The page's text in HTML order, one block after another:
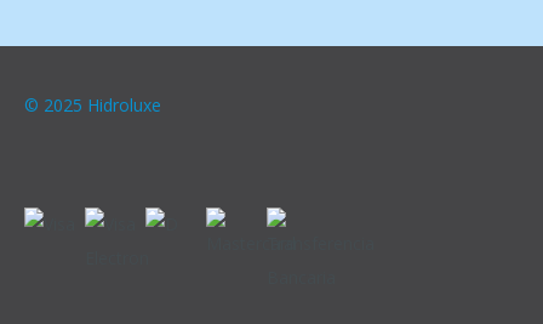
© 2025 Hidroluxe